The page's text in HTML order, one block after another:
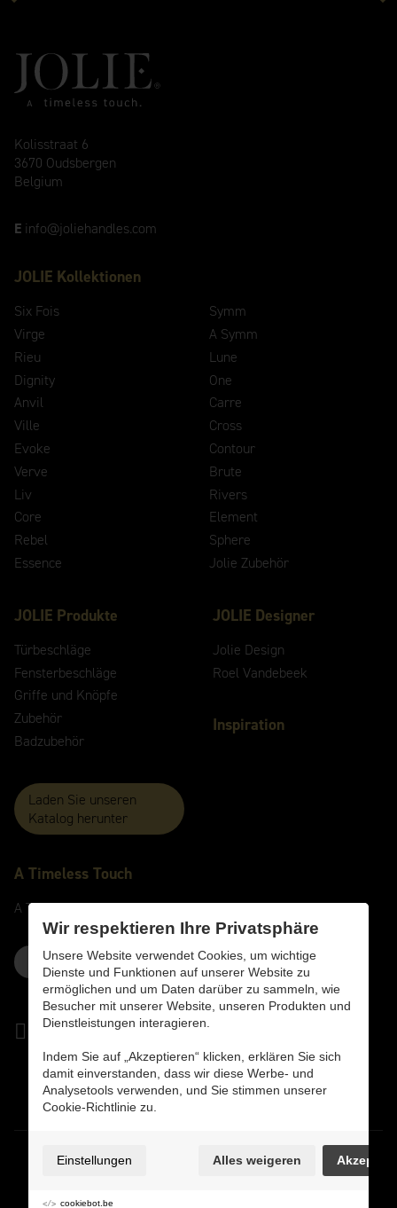
Kolisstraat 6
3670 Oudsbergen
Belgium
E info@joliehandles.com
JOLIE Kollektionen
Six Fois
Virge
Rieu
Dignity
Anvil
Ville
Evoke
Verve
Liv
Core
Rebel
Essence
Symm
A Symm
Lune
One
Carre
Cross
Contour
Brute
Rivers
Element
Sphere
Jolie Zubehör
JOLIE Produkte
Türbeschläge
Fensterbeschläge
Griffe und Knöpfe
Zubehör
Badzubehör
Laden Sie unseren
Katalog herunter
JOLIE Designer
Jolie Design
Roel Vandebeek
Inspiration
A Timeless Touch
A TimelessTouch
Kontaktieren Sie uns hier
Datenschutzrichtlinie
Wir respektieren Ihre Privatsphäre
Unsere Website verwendet Cookies, um wichtige
Dienste und Funktionen auf unserer Website zu
ermöglichen und um Daten darüber zu sammeln, wie
Besucher mit unserer Website, unseren Produkten und
Dienstleistungen interagieren.
Indem Sie auf „Akzeptieren“ klicken, erklären Sie sich
damit einverstanden, dass wir diese Werbe- und
Analysetools verwenden, und Sie stimmen unserer
Cookie-Richtlinie zu.
Einstellungen Alles weigeren
cookiebot.be